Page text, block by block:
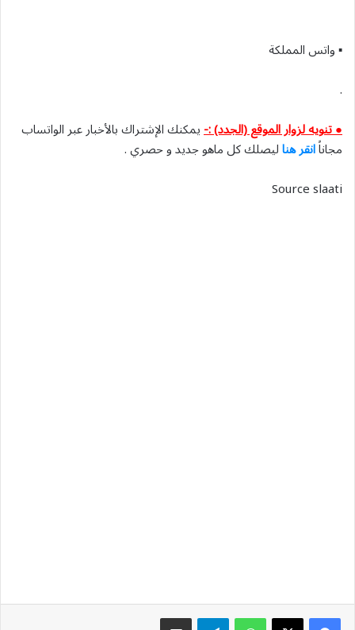
▪︎ واتس المملكة
.
● تنويه لزوار الموقع (الجدد) :-يمكنك الإشتراك بالأخبار عبر الواتساب
مجاناًانقر هناليصلك كل ماهو جديد و حصري .
Source slaati
واتسابتيلقرام مشاركة عبر البريد